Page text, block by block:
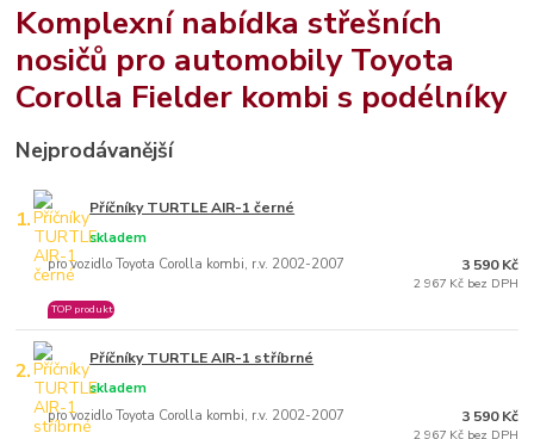
Komplexní nabídka střešních
nosičů pro automobily Toyota
Corolla Fielder kombi s podélníky
Nejprodávanější
1. Příčníky TURTLE AIR-1 černé
pro vozidlo Toyota Corolla kombi, r.v. 2002-2007
skladem
TOP produkt
3 590 Kč
2 967 Kč bez DPH
2. Příčníky TURTLE AIR-1 stříbrné
pro vozidlo Toyota Corolla kombi, r.v. 2002-2007
skladem
3 590 Kč
2 967 Kč bez DPH